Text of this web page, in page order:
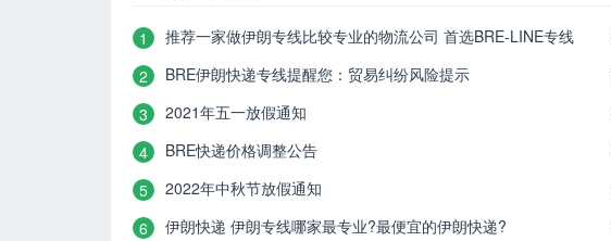
1 推荐一家做伊朗专线比较专业的物流公司 首选BRE-LINE专线
2
BRE伊朗快递专线提醒您：贸易纠纷风险提示
3
2021年五一放假通知
4
BRE快递价格调整公告
5
2022年中秋节放假通知
6
伊朗快递 伊朗专线哪家最专业?最便宜的伊朗快递?